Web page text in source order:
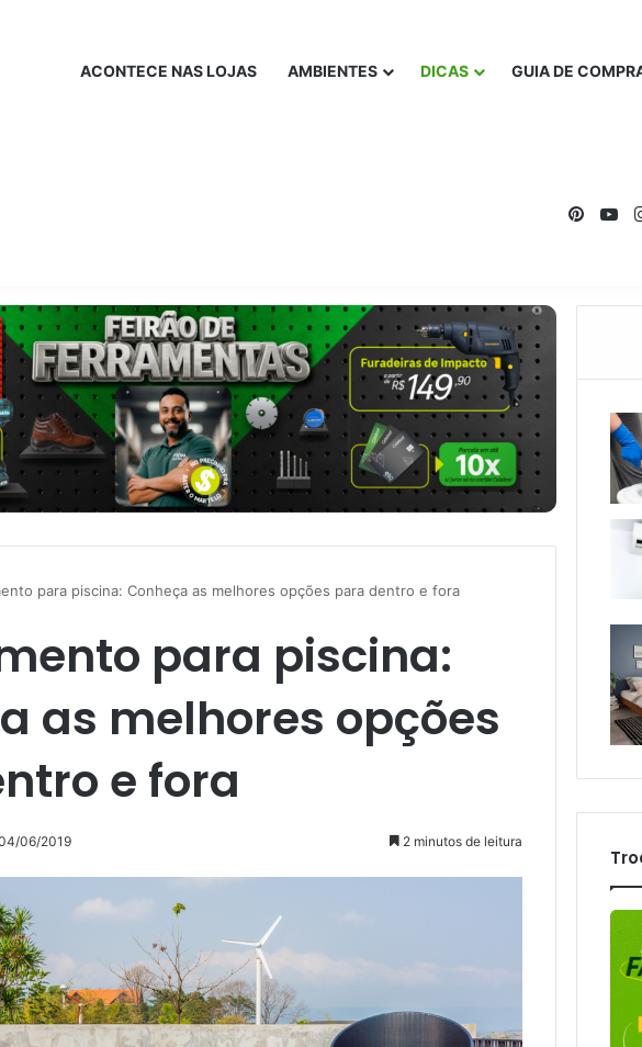
ACONTECE NAS LOJAS AMBIENTES DICAS GUIA DE
para piscina: Conheça as melhores opções para dentro e fora
para piscina:
as melhores opções
e fora
06/2019 2 minutos de leitura